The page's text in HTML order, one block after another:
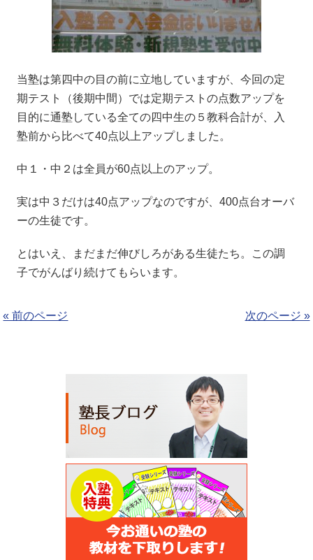
当塾は第四中の目の前に立地していますが、今回の定
期テスト（後期中間）では定期テストの点数アップを
目的に通塾している全ての四中生の５教科合計が、入
塾前から比べて40点以上アップしました。
中１・中２は全員が60点以上のアップ。
実は中３だけは40点アップなのですが、400点台オーバ
ーの生徒です。
とはいえ、まだまだ伸びしろがある生徒たち。この調
子でがんばり続けてもらいます。
« 前のページ 次のページ »